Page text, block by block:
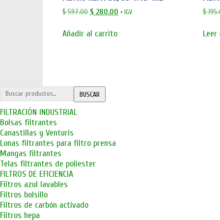
$597.00 El
original
era:
$ 280.00 El
+ IGV
Añadir al carrito
$
Leer
Buscar
por:
BUSCAR
FILTRACIÓN INDUSTRIAL
Bolsas filtrantes
Canastillas y Venturis
Lonas filtrantes para filtro prensa
Mangas filtrantes
Telas filtrantes de poliester
FILTROS DE EFICIENCIA
Filtros azul lavables
Filtros bolsillo
Filtros de carbón activado
Filtros hepa